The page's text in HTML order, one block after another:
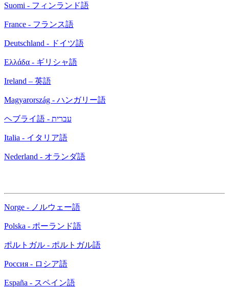
Suomi - フィンランド語
France - フランス語
Deutschland - ドイツ語
Ελλάδα - ギリシャ語
Ireland – 英語
Magyarország - ハンガリー語
ヘブライ語 - עברית
Italia - イタリア語
Nederland - オランダ語
Norge - ノルウェー語
Polska - ポーランド語
ポルトガル - ポルトガル語
Россия - ロシア語
España - スペイン語